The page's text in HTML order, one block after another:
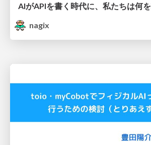
AIがAPIを書く時代に、私たちは何
nagix